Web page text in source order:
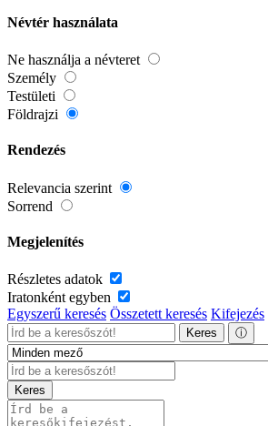
Névtér használata
Ne használja a névteret
Személy
Testületi
Földrajzi
Rendezés
Relevancia szerint
Sorrend
Megjelenítés
Részletes adatok
Iratonként egyben
Egyszerű keresés Összetett keresés Kifejezés
Keres ⓘ
Keres